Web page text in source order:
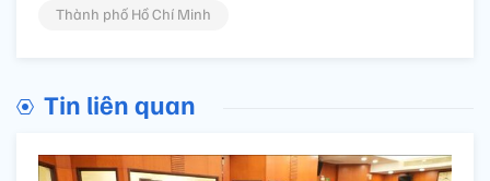
Thành phố Hồ Chí Minh
Tin liên quan